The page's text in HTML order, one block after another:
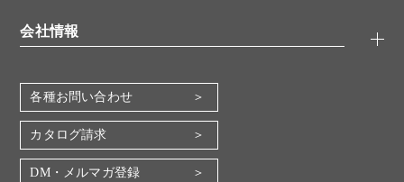
機器・消耗品
会社情報
会社概要
地図・アクセス（本社）
IR情報
電子公告
各種お問い合わせ
カタログ請求
DM・メルマガ登録